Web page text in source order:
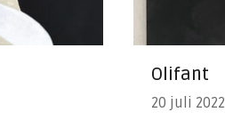
Olifant
20 juli 2022